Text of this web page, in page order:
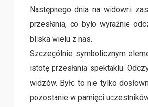
Następnego dnia na widowni
przesłania, co było wyraźnie
bliska wielu z nas.
Szczególnie symbolicznym
istotę przesłania spektaklu.
widzów. Było to nie tylko
pozostanie w pamięci